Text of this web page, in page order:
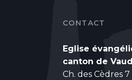
CONTACT
Eglise
canton de Vaud
Ch. des Cèdres